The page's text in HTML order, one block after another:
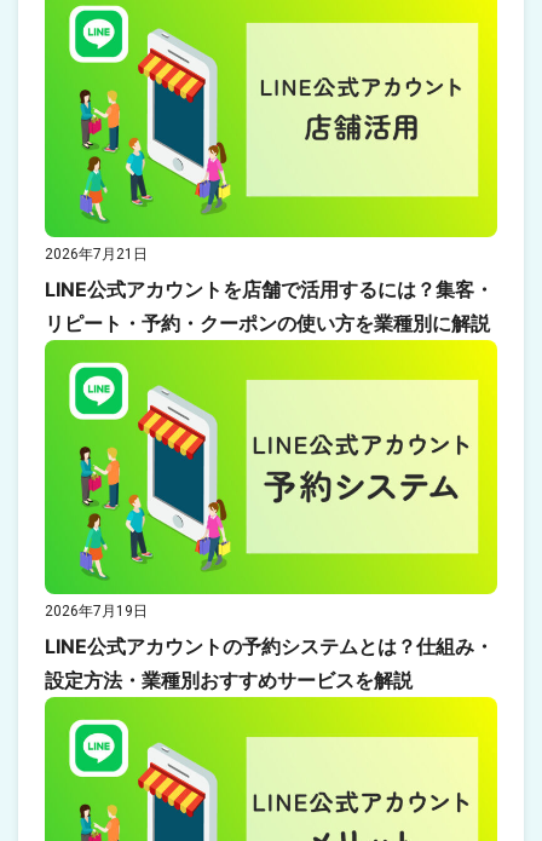
2026年7月21日
LINE公式アカウントを店舗で活用するには？集客・
リピート・予約・クーポンの使い方を業種別に解説
2026年7月19日
LINE公式アカウントの予約システムとは？仕組み・
設定方法・業種別おすすめサービスを解説